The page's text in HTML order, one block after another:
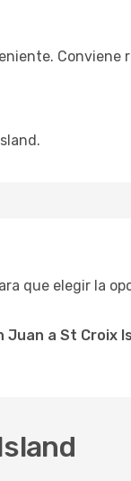
Conviene
que elegir la
Juan a St Croix